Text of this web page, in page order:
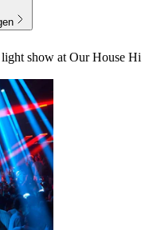
show at Our House Hi